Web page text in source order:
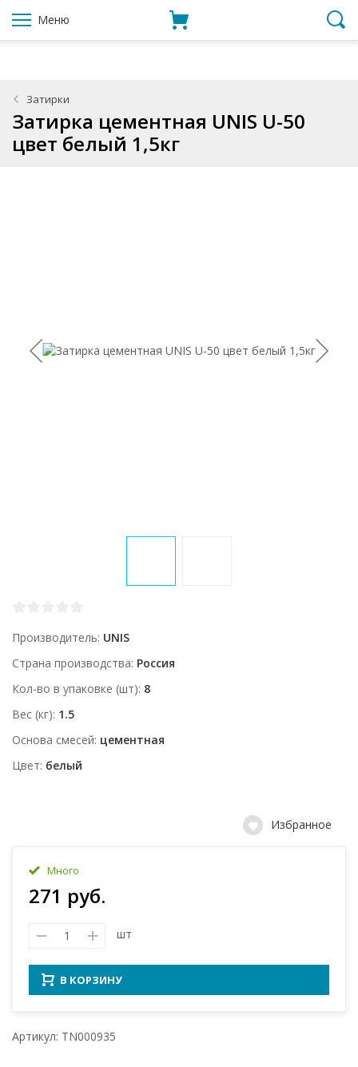
Меню
Затирки
Затирка цементная UNIS U-50
цвет белый 1,5кг
Производитель UNIS
Страна производства Россия
Кол-во в упаковке (шт) 8
Вес (кг) 1.5
Основа смесей цементная
Цвет белый
Избранное
Много
271 руб.
шт
В КОРЗИНУ
Артикул: TN000935